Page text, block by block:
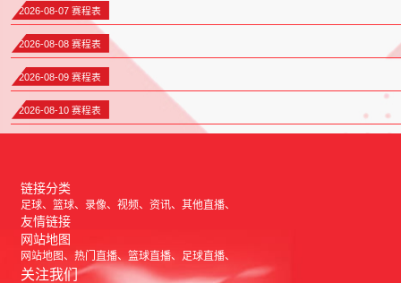
2026-08-07 赛程表
2026-08-08 赛程表
2026-08-09 赛程表
2026-08-10 赛程表
链接分类
足球 篮球 录像 视频 资讯 其他直播
友情链接
网站地图
网站地图 热门直播 篮球直播 足球直播
关注我们